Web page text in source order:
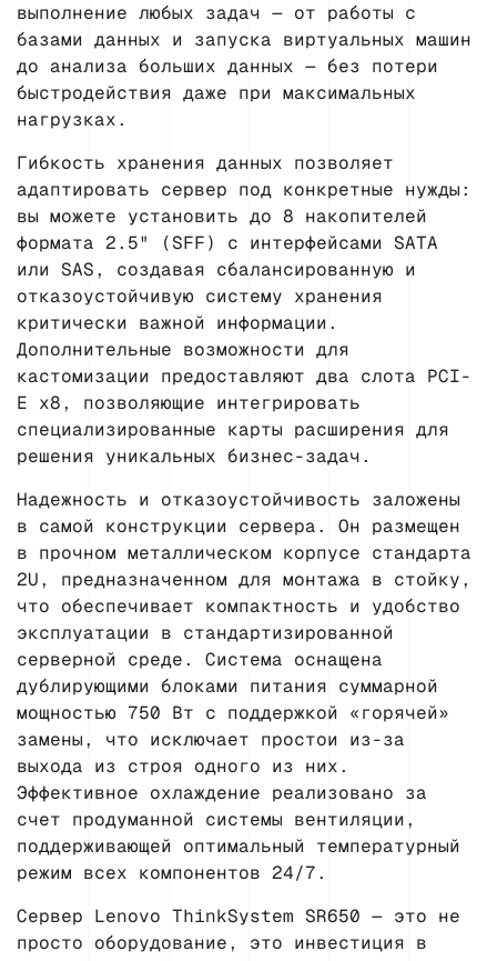
выполнение любых задач — от работы с
базами данных и запуска виртуальных машин
до анализа больших данных — без потери
быстродействия даже при максимальных
нагрузках.
Гибкость хранения данных позволяет
адаптировать сервер под конкретные нужды:
вы можете установить до 8 накопителей
формата 2.5" (SFF) с интерфейсами SATA
или SAS, создавая сбалансированную и
отказоустойчивую систему хранения
критически важной информации.
Дополнительные возможности для
кастомизации предоставляют два слота PCI-
E x8, позволяющие интегрировать
специализированные карты расширения для
решения уникальных бизнес-задач.
Надежность и отказоустойчивость заложены
в самой конструкции сервера. Он размещен
в прочном металлическом корпусе стандарта
2U, предназначенном для монтажа в стойку,
что обеспечивает компактность и удобство
эксплуатации в стандартизированной
серверной среде. Система оснащена
дублирующими блоками питания суммарной
мощностью 750 Вт с поддержкой «горячей»
замены, что исключает простои из-за
выхода из строя одного из них.
Эффективное охлаждение реализовано за
счет продуманной системы вентиляции,
поддерживающей оптимальный температурный
режим всех компонентов 24/7.
Сервер Lenovo ThinkSystem SR650 — это не
просто оборудование, это инвестиция в